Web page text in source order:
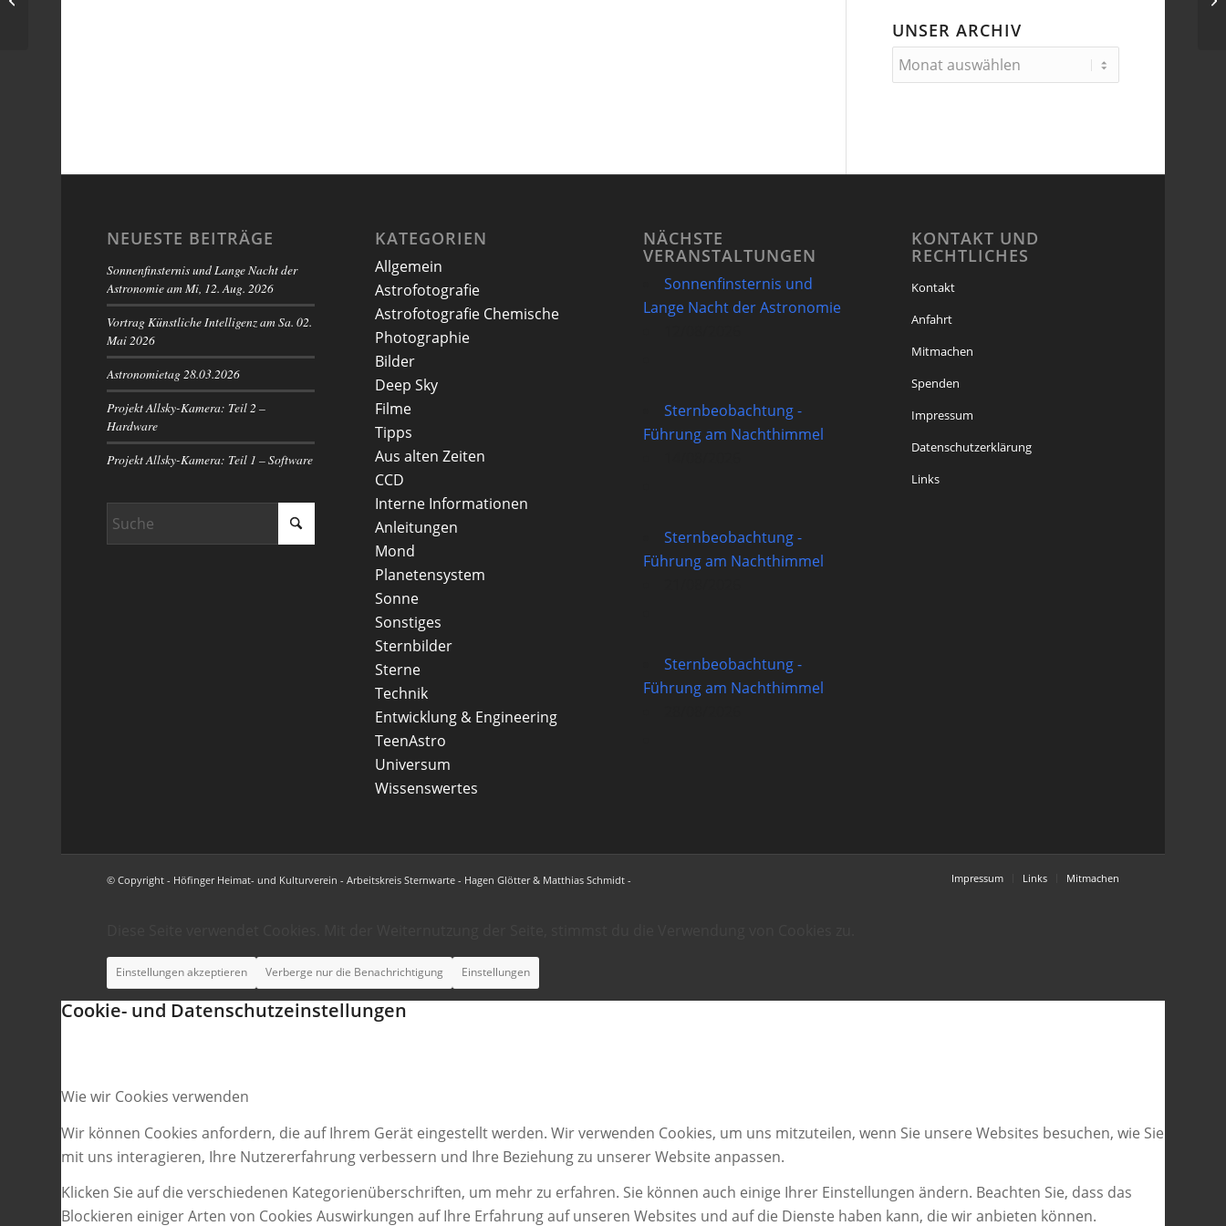
UNSER ARCHIV
NEUESTE BEITRÄGE
Sonnenfinsternis und Lange Nacht der
Astronomie am Mi, 12. Aug. 2026
Vortrag Künstliche Intelligenz am Sa. 02.
Mai 2026
Astronomietag 28.03.2026
Projekt Allsky-Kamera: Teil 2 –
Hardware
Projekt Allsky-Kamera: Teil 1 – Software
KATEGORIEN
Allgemein
Astrofotografie
Astrofotografie Chemische
Photographie
Bilder
Deep Sky
Filme
Tipps
Aus alten Zeiten
CCD
Interne Informationen
Anleitungen
Mond
Planetensystem
Sonne
Sonstiges
Sternbilder
Sterne
Technik
Entwicklung & Engineering
TeenAstro
Universum
Wissenswertes
NÄCHSTE
VERANSTALTUNGEN
Sonnenfinsternis und
Lange Nacht der Astronomie
Sternbeobachtung -
Führung am Nachthimmel
Sternbeobachtung -
Führung am Nachthimmel
Sternbeobachtung -
Führung am Nachthimmel
KONTAKT UND
RECHTLICHES
Kontakt
Anfahrt
Mitmachen
Spenden
Impressum
Datenschutzerklärung
Links
© Copyright - Höfinger Heimat- und Kulturverein - Arbeitskreis Sternwarte - Hagen Glötter & Matthias Schmidt - Impressum Links Mitmachen
Einstellungen akzeptieren Verberge nur die Benachrichtigung Einstellungen
Cookie- und Datenschutzeinstellungen
Wie wir Cookies verwenden
Wir können Cookies anfordern, die auf Ihrem Gerät eingestellt werden. Wir verwenden Cookies, um uns mitzuteilen, wenn Sie unsere Websites besuchen, wie Sie
mit uns interagieren, Ihre Nutzererfahrung verbessern und Ihre Beziehung zu unserer Website anpassen.
Klicken Sie auf die verschiedenen Kategorienüberschriften, um mehr zu erfahren. Sie können auch einige Ihrer Einstellungen ändern. Beachten Sie, dass das
Blockieren einiger Arten von Cookies Auswirkungen auf Ihre Erfahrung auf unseren Websites und auf die Dienste haben kann, die wir anbieten können.